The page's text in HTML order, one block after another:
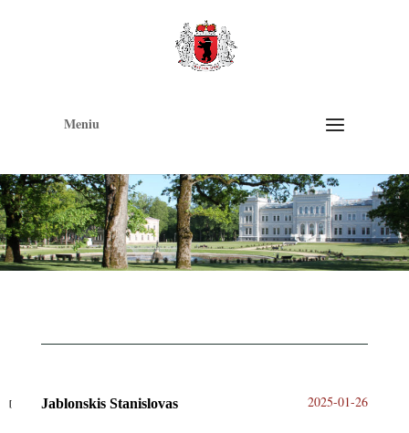
Meniu
Jablonskis Stanislovas 2025-01-26